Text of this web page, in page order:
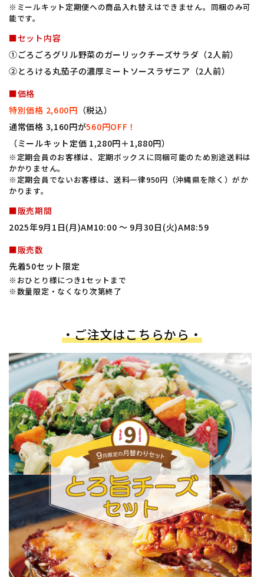
※ミールキット定期便への商品入れ替えはできません。同梱のみ可
能です。
■セット内容
①ごろごろグリル野菜のガーリックチーズサラダ（2人前）
②とろける丸茄子の濃厚ミートソースラザニア（2人前）
■価格
特別価格 2,600円 （税込）
通常価格 3,160円が560円OFF！
（ミールキット定価 1,280円＋1,880円）
※定期会員のお客様は、定期ボックスに同梱可能のため別途送料は
かかりません。
※定期会員でないお客様は、送料一律950円（沖縄県を除く）がか
かります。
■販売期間
2025年9月1日(月)AM10:00 〜 9月30日(火)AM8:59
■販売数
先着50セット限定
※おひとり様につき1セットまで
※数量限定・なくなり次第終了
・ご注文はこちらから・